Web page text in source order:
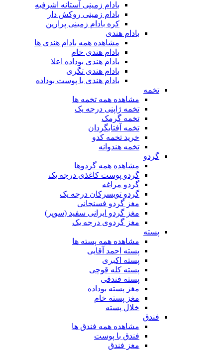
بادام زمینی آستانه اشرفیه
بادام زمینی روکش دار
کره بادام زمینی پرارین
بادام هندی
مشاهده همه بادام هندی ها
بادام هندی خام
بادام هندی بوداده اعلا
بادام هندی تگری
بادام هندی با پوست بوداده
تخمه
مشاهده همه تخمه ها
تخمه ژاپنی درجه یک
تخمه گرمک
تخمه آفتابگردان
خرید تخمه کدو
تخمه هندوانه
گردو
مشاهده همه گردوها
گردو پوست کاغذی درجه یک
گردو مراغه
گردو تویسرکان درجه یک
مغز گردو فسنجانی
مغز گردو ایرانی سفید (سوپر)
مغز گردوی درجه یک
پسته
مشاهده همه پسته ها
پسته احمد آقایی
پسته اکبری
پسته کله قوچی
پسته فندقی
مغز پسته بوداده
مغز پسته خام
خلال پسته
فندق
مشاهده همه فندق ها
فندق با پوست
مغز فندق